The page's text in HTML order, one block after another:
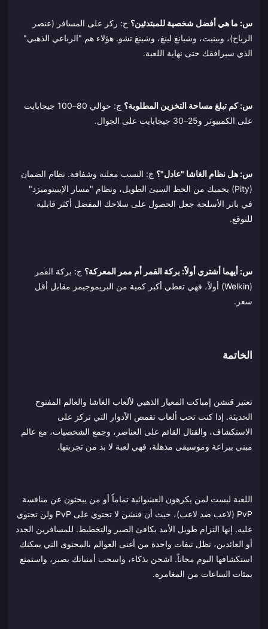
س: ما هي أفضل شخصية للمبتدئين؟ ج: ركز على المسافر (عنصر
الرياح)، وبينيت، وشيانغ لينغ، وشينغ تشو. هؤلاء هم "الرباعي الذهبي"
الذي سيرافقك حتى نهاية اللعبة.
س: كم تبلغ مساحة التخزين المطلوبة؟
ج: حوالي 80–100 جيجابايت
على الكمبيوتر و25–30 جيجابايت على الجوال.
س: هل نظام الغاشا "عادل"؟ ج: النسب معلنة وشفافة. نظام الضمان
(Pity) يحميك من الحظ السيئ الطويل، ونظام "مسار الإيبيتوميزد"
في بانر الأسلحة جعل الحصول على سلاحك المفضل أكثر قابلية
للتوقع.
س: أيهما أشتري أولاً: بركة القمر أم ممر المعركة؟ ج: بركة القمر
(Welkin) أولاً، فهي تعطي أكبر كمية من البريموجيمز مقابل أقل
سعر.
الخاتمة
تعتبر قنشن إمباكت المعيار الذهبي لألعاب الغاشا والعالم المفتوح
الحديثة. إذا كنت تحب ألعاب تقمص الأدوار التي تركز على
الاستكشاف، والقتال القائم على العناصر، وجمع الشخصيات، مع عالم
مبني ببراعة وموسيقى مذهلة، فهي لعبة لا بد من تجربتها.
اللعبة ليست لمن يكرهون العشوائية تماماً أو من يبحثون عن منافسة
PvP (لاعب ضد لاعب)، حيث أن قنشن لا تحتوي على PvP ولن تحتوي
عليه. إنها التزام طويل الأمد يكافئ الصبر والتخطيط. للمسافرين الجدد
أو العائدين، تظل تيفات واحدة من أغنى العوالم بالمحتوى التي يمكنك
استكشافها اليوم مجاناً. اشحن بذكاء، واسحب أمنياتك بصبر، واستمتع
بمئات الساعات من المغامرة.